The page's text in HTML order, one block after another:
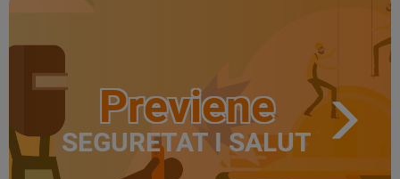
Previene
SEGURETAT I SALUT